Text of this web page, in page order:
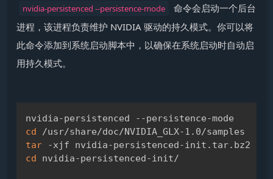
nvidia-persistenced --persistence-mode
​ 命令会启动一个后台
进程，该进程负责维护 NVIDIA 驱动的持久模式。你可以将
此命令添加到系统启动脚本中，以确保在系统启动时自动启
用持久模式。
cd
tar
cd nvidia-persistenced-init/